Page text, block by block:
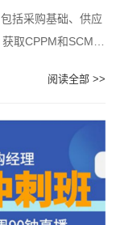
括采购基础、供应
取CPPM和SCMP
阅读全部 >>